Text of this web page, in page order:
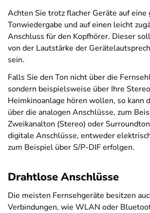
Achten Sie trotz flacher Geräte auf eine
Tonwiedergabe und auf einen leicht
Anschluss für den Kopfhörer. Dieser
von der Lautstärke der
sein.
Falls Sie den Ton nicht über die
sondern beispielsweise über Ihre
Heimkinoanlage hören wollen, so kann
über die analogen Anschlüsse, zum
Zweikanalton (Stereo) oder
digitale Anschlüsse, entweder
zum Beispiel über S/P-DIF erfolgen.
Drahtlose Anschlüsse
Die meisten Fernsehgeräte besitzen
Verbindungen, wie WLAN oder